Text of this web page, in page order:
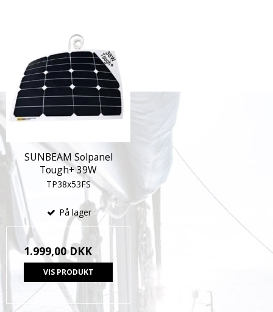
SUNBEAM Solpanel
Tough+ 39W
TP38x53FS
På lager
1.999,00 DKK
VIS PRODUKT